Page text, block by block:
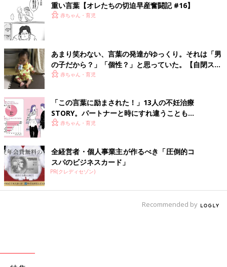
重い言葉【オレたちの切迫早産奮闘記 #16】
赤ちゃん・育児
あまり笑わない、言葉の発達がゆっくり。それは「男
の子だから？」「個性？」と思っていた。【自閉スペ
クトラム症体験談】
赤ちゃん・育児
「この言葉に励まされた！」13人の不妊治療
STORY。パートナーと時にすれ違うことも…
赤ちゃん・育児
全経営者・個人事業主が作るべき「圧倒的コ
スパのビジネスカード」
PR(クレディセゾン)
Recommended by